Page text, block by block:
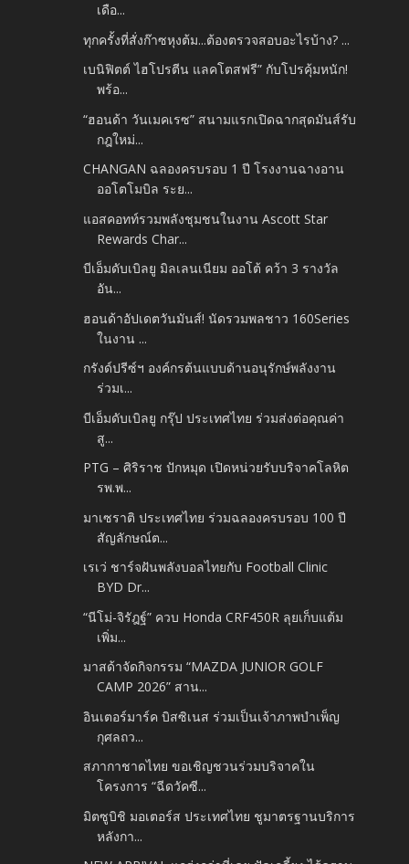
เดือ...
ทุกครั้งที่สั่งก๊าซหุงต้ม...ต้องตรวจสอบอะไรบ้าง? ...
เบนิฟิตต์ ไฮโปรตีน แลคโตสฟรี” กับโปรคุ้มหนัก!
พร้อ...
“ฮอนด้า วันเมคเรซ” สนามแรกเปิดฉากสุดมันส์รับ
กฎใหม่...
CHANGAN ฉลองครบรอบ 1 ปี โรงงานฉางอาน
ออโตโมบิล ระย...
แอสคอทท์รวมพลังชุมชนในงาน Ascott Star
Rewards Char...
บีเอ็มดับเบิลยู มิลเลนเนียม ออโต้ คว้า 3 รางวัล
อัน...
ฮอนด้าอัปเดตวันมันส์! นัดรวมพลชาว 160Series
ในงาน ...
กรังด์ปรีซ์ฯ องค์กรต้นแบบด้านอนุรักษ์พลังงาน
ร่วมเ...
บีเอ็มดับเบิลยู กรุ๊ป ประเทศไทย ร่วมส่งต่อคุณค่า
สู...
PTG – ศิริราช ปักหมุด เปิดหน่วยรับบริจาคโลหิต
รพ.พ...
มาเซราติ ประเทศไทย ร่วมฉลองครบรอบ 100 ปี
สัญลักษณ์ต...
เรเว่ ชาร์จฝันพลังบอลไทยกับ Football Clinic
BYD Dr...
“นีโม่-จิรัฎฐ์” ควบ Honda CRF450R ลุยเก็บแต้ม
เพิ่ม...
มาสด้าจัดกิจกรรม “MAZDA JUNIOR GOLF
CAMP 2026” สาน...
อินเตอร์มาร์ค บิสซิเนส ร่วมเป็นเจ้าภาพบำเพ็ญ
กุศลถว...
สภากาชาดไทย ขอเชิญชวนร่วมบริจาคใน
โครงการ “ฉีดวัคซี...
มิตซูบิชิ มอเตอร์ส ประเทศไทย ชูมาตรฐานบริการ
หลังกา...